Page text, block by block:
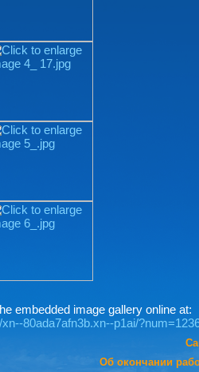
embedded image gallery online at:
xn--80ada7afn3b.xn--p1ai/
Об окончании